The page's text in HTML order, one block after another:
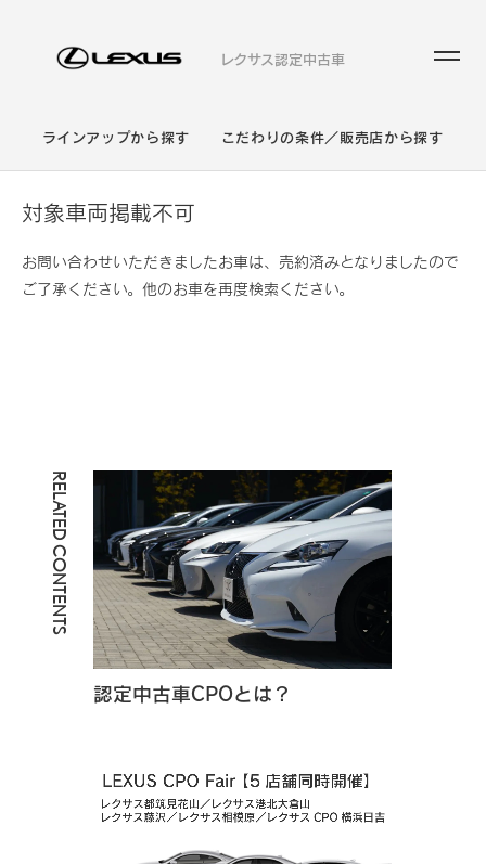
レクサス認定中古車
ラインアップから探す こだわりの条件／販売店から探す
対象車両掲載不可
お問い合わせいただきましたお車は、売約済みとなりましたので
ご了承ください。他のお車を再度検索ください。
RELATED CONTENTS
認定中古車CPOとは？